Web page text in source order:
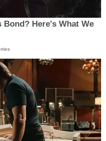
Here's What We